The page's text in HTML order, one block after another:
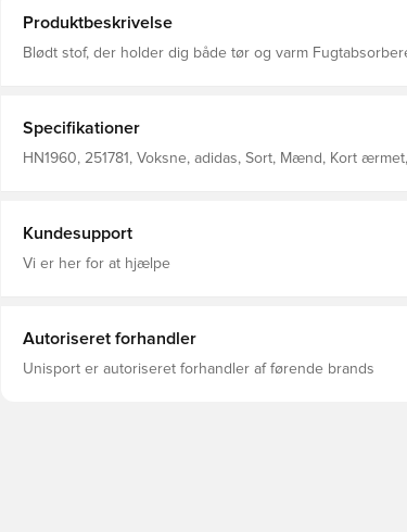
Produktbeskrivelse
Blødt stof, der holder dig både tør og varm
Specifikationer
HN1960, 251781, Voksne, adidas, Sort, Mænd, Kort
Kundesupport
Vi er her for at hjælpe
Autoriseret forhandler
Unisport er autoriseret forhandler af førende brands